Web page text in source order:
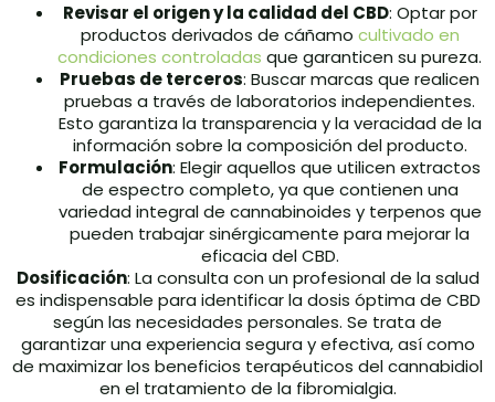
Revisar el origen y la calidad del CBD: Optar por
productos derivados de cáñamo cultivado en
condiciones controladas que garanticen su pureza.
Pruebas de terceros: Buscar marcas que realicen
pruebas a través de laboratorios independientes.
Esto garantiza la transparencia y la veracidad de la
información sobre la composición del producto.
Formulación: Elegir aquellos que utilicen extractos
de espectro completo, ya que contienen una
variedad integral de cannabinoides y terpenos que
pueden trabajar sinérgicamente para mejorar la
eficacia del CBD.
Dosificación: La consulta con un profesional de la salud
es indispensable para identificar la dosis óptima de CBD
según las necesidades personales. Se trata de
garantizar una experiencia segura y efectiva, así como
de maximizar los beneficios terapéuticos del cannabidiol
en el tratamiento de la fibromialgia.